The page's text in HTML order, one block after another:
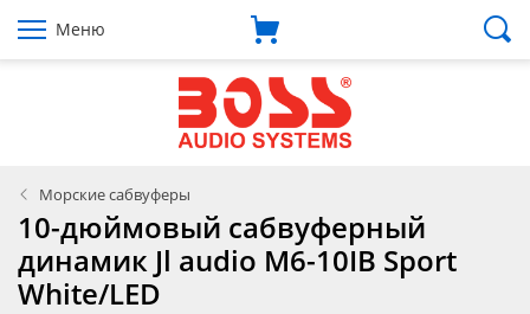
Меню
Морские сабвуферы
10-дюймовый сабвуферный
динамик Jl audio M6-10IB Sport
White/LED